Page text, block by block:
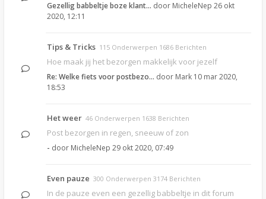
Gezellig babbeltje boze klant… door MicheleNep 26 okt
2020, 12:11
Tips & Tricks 115 Onderwerpen 1686 Berichten
Hoe maak jij het bezorgen makkelijk voor jezelf
Re: Welke fiets voor postbezo… door Mark 10 mar 2020,
18:53
Het weer 46 Onderwerpen 1638 Berichten
Post bezorgen in regen, sneeuw of zon
- door MicheleNep 29 okt 2020, 07:49
Even pauze 300 Onderwerpen 3174 Berichten
In de pauze even een gezellig babbeltje in dit forum